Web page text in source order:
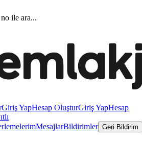
ile ara...
Giriş YapHesap OluşturGiriş YapHesap
MesajlarBildirimler Geri Bildirim